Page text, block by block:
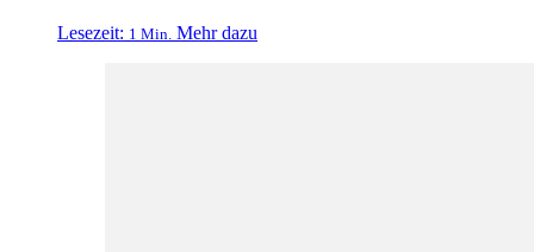
Lesezeit: 1 Min. Mehr dazu